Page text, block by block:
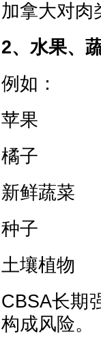
加拿大对肉
2、水果、
例如：
苹果
橘子
新鲜蔬菜
种子
土壤植物
CBSA长期
构成风险。